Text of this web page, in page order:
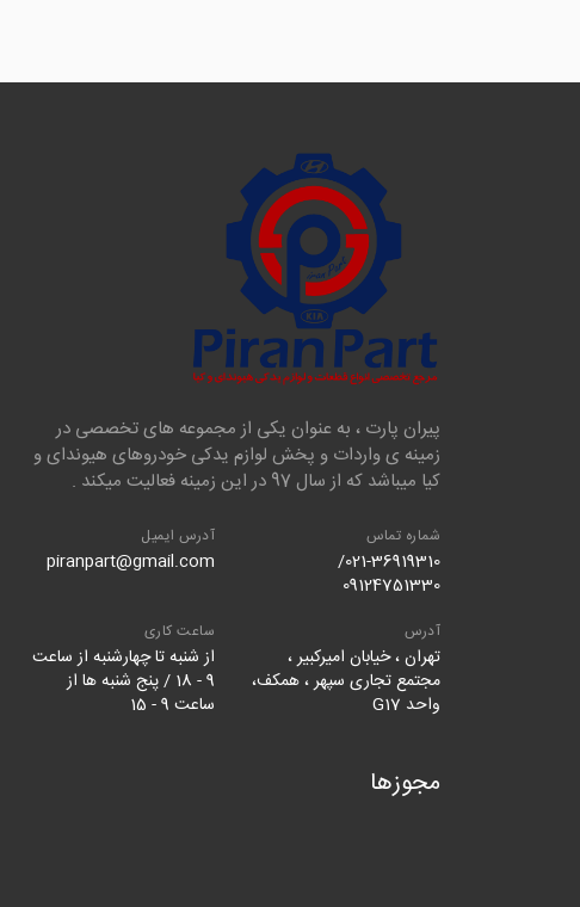
پیران پارت ، به عنوان یکی از مجموعه های تخصصی در
زمینه ی واردات و پخش لوازم یدکی خودروهای هیوندای و
کیا میباشد که از سال 97 در این زمینه فعالیت میکند .
شماره تماس
021-36919310/
09124751330
آدرس ایمیل
piranpart@gmail.com
آدرس
تهران ، خیابان امیرکبیر ،
مجتمع تجاری سپهر ، همکف،
واحد G17
ساعت کاری
از شنبه تا چهارشنبه از ساعت
9 - 18 / پنج شنبه ها از
ساعت 9 - 15
مجوزها